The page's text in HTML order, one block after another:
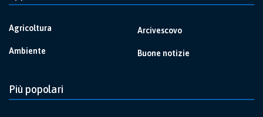
Agricoltura
Ambiente
Arcivescovo
Buone notizie
Più popolari